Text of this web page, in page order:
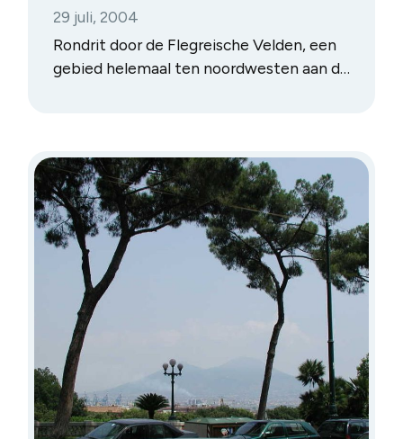
29 juli, 2004
Rondrit door de Flegreische Velden, een
gebied helemaal ten noordwesten aan de
resten. We bezochten Pozzuoli, Baia,
Bacoli en Cumae. En we deden er twee
dagen over…